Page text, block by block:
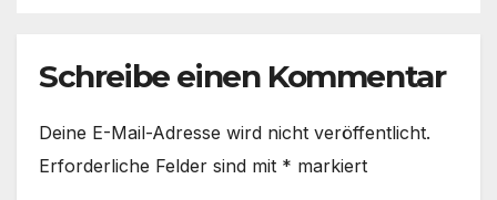
Schreibe einen Kommentar
Deine E-Mail-Adresse wird nicht veröffentlicht.
Erforderliche Felder sind mit * markiert